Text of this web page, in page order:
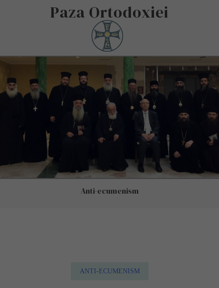
Paza Ortodoxiei
Anti-ecumenism
ANTI-ECUMENISM